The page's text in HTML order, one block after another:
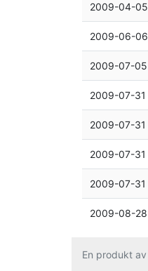
2009-04-05
2009-06-06
2009-07-05
2009-07-31
2009-07-31
2009-07-31
2009-07-31
2009-08-28
En produkt av